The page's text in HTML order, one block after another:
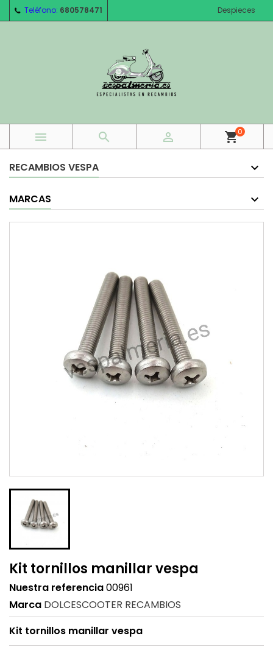
Teléfono: 680578471 Despieces
   shopping_cart0
RECAMBIOS VESPA
MARCAS
Kit tornillos manillar vespa
Nuestra referencia00961
Marca DOLCESCOOTER RECAMBIOS
Kit tornillos manillar vespa